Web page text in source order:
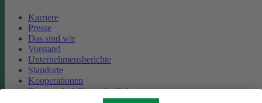
Karriere
Presse
Das sind wir
Vorstand
Unternehmensberichte
Standorte
Kooperationen
Partnerschaft Deutsche Bahn